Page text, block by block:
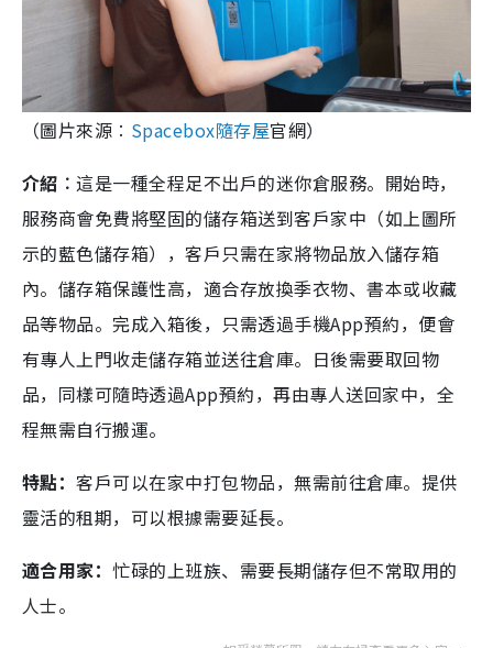
（圖片來源︰ Spacebox隨存屋官網）
介紹︰這是一種全程足不出戶的迷你倉服務。開始時，
服務商會免費將堅固的儲存箱送到客戶家中（如上圖所
示的藍色儲存箱），客戶只需在家將物品放入儲存箱
內。儲存箱保護性高，適合存放換季衣物、書本或收藏
品等物品。完成入箱後，只需透過手機App預約，便會
有專人上門收走儲存箱並送往倉庫。日後需要取回物
品，同樣可隨時透過App預約，再由專人送回家中，全
程無需自行搬運。
特點：客戶可以在家中打包物品，無需前往倉庫。提供
靈活的租期，可以根據需要延長。
適合用家：忙碌的上班族、需要長期儲存但不常取用的
人士。